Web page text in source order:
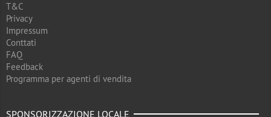
T&C
Privacy
Impressum
Conttati
FAQ
Feedback
Programma per agenti di vendita
SPONSORIZZAZIONE LOCALE